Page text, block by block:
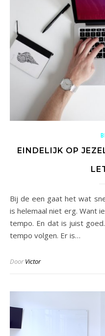
EINDELIJK OP
Bij de een gaat het wat sneller dan bij de ander. Maar dat
is helemaal niet erg. Want
tempo. En dat is juist
tempo volgen. Er is…
DoorVictor